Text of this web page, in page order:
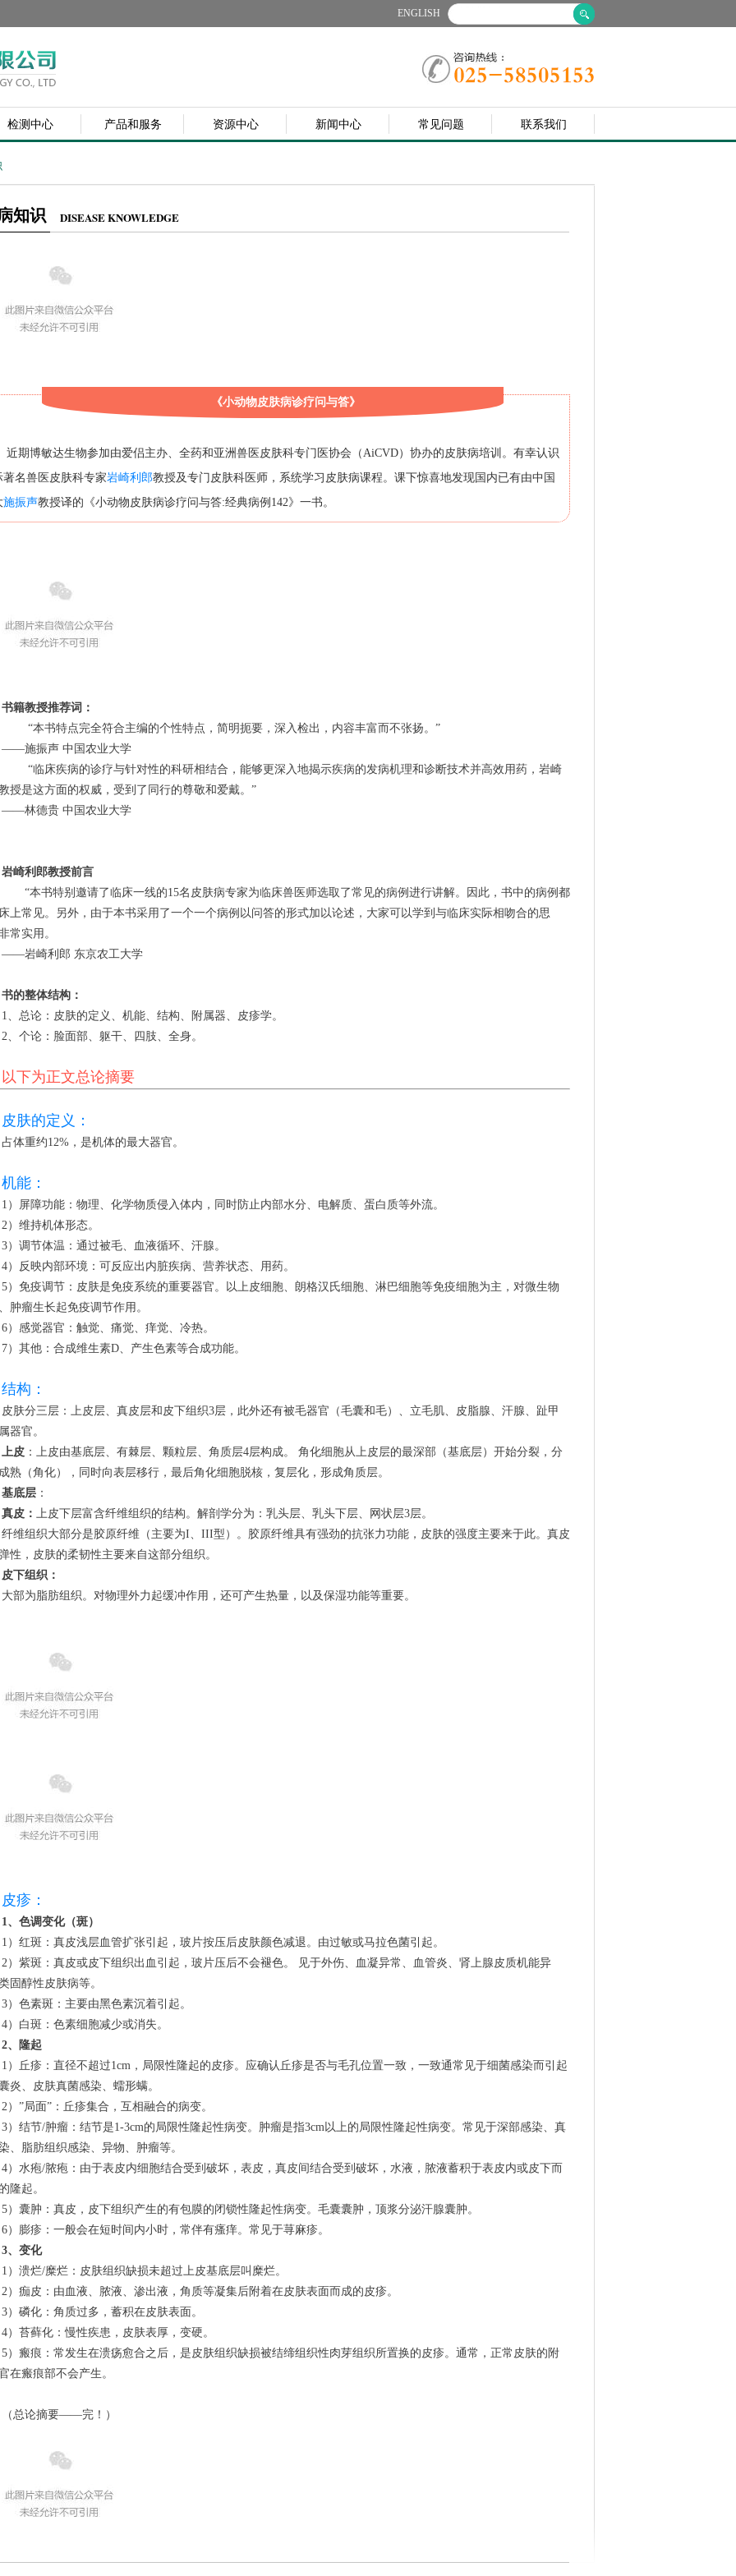
ENGLISH
检测中心 产品和服务 资源中心 新闻中心 常见问题 联系我们
知识 DISEASE KNOWLEDGE
	《小动物皮肤病诊疗问与答》
近期博敏达生物参加由爱侣主办、全药和亚洲兽医皮肤科专门医协会（AiCVD）协办的皮肤病培训。有幸认识
著名兽医皮肤科专家岩崎利郎教授及专门皮肤科医师，系统学习皮肤病课程。课下惊喜地发现国内已有由中国
施振声教授译的《小动物皮肤病诊疗问与答:经典病例142》一书。
书籍教授推荐词：
	        “本书特点完全符合主编的个性特点，简明扼要，深入检出，内容丰富而不张扬。”
	——施振声 中国农业大学
授是这方面的权威，受到了同行的尊敬和爱戴。”
	——林德贵 中国农业大学
岩崎利郎教授前言
上常见。另外，由于本书采用了一个一个病例以问答的形式加以论述，大家可以学到与临床实际相吻合的思
常实用。
	——岩崎利郎 东京农工大学
书的整体结构：
	1、总论：皮肤的定义、机能、结构、附属器、皮疹学。
	2、个论：脸面部、躯干、四肢、全身。
以下为正文总论摘要
皮肤的定义：
	占体重约12%，是机体的最大器官。
机能：
	1）屏障功能：物理、化学物质侵入体内，同时防止内部水分、电解质、蛋白质等外流。
	2）维持机体形态。
	3）调节体温：通过被毛、血液循环、汗腺。
	4）反映内部环境：可反应出内脏疾病、营养状态、用药。
肿瘤生长起免疫调节作用。
	6）感觉器官：触觉、痛觉、痒觉、冷热。
	7）其他：合成维生素D、产生色素等合成功能。
结构：
器官。
上皮 ：上皮由基底层、有棘层、颗粒层、角质层4层构成。 角化细胞从上皮层的最深部（基底层）开始分裂，分
熟（角化），同时向表层移行，最后角化细胞脱核，复层化，形成角质层。
基底层 ：
真皮： 上皮下层富含纤维组织的结构。解剖学分为：乳头层、乳头下层、网状层3层。
性，皮肤的柔韧性主要来自这部分组织。
皮下组织：
	大部为脂肪组织。对物理外力起缓冲作用，还可产生热量，以及保湿功能等重要。
皮疹：
1、色调变化（斑）
	1）红斑：真皮浅层血管扩张引起，玻片按压后皮肤颜色减退。由过敏或马拉色菌引起。
固醇性皮肤病等。
	3）色素斑：主要由黑色素沉着引起。
	4）白斑：色素细胞减少或消失。
2、隆起
炎、皮肤真菌感染、蠕形螨。
	2）”局面”：丘疹集合，互相融合的病变。
、脂肪组织感染、异物、肿瘤等。
隆起。
	5）囊肿：真皮，皮下组织产生的有包膜的闭锁性隆起性病变。毛囊囊肿，顶浆分泌汗腺囊肿。
	6）膨疹：一般会在短时间内小时，常伴有瘙痒。常见于荨麻疹。
3、变化
	1）溃烂/糜烂：皮肤组织缺损未超过上皮基底层叫糜烂。
	2）痂皮：由血液、脓液、渗出液，角质等凝集后附着在皮肤表面而成的皮疹。
	3）磷化：角质过多，蓄积在皮肤表面。
	4）苔藓化：慢性疾患，皮肤表厚，变硬。
在瘢痕部不会产生。
	（总论摘要——完！）